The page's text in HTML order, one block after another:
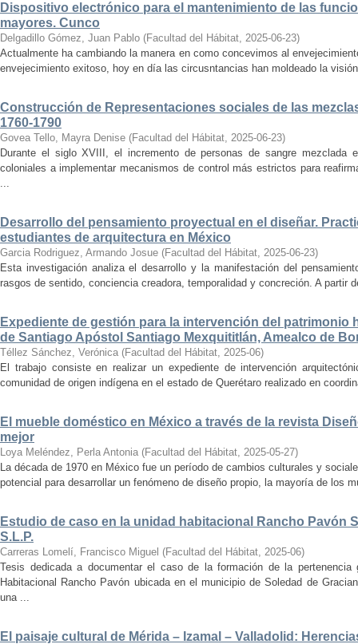
Dispositivo electrónico para el mantenimiento de las
mayores. Cunco
Delgadillo Gómez, Juan Pablo (Facultad del Hábitat, 2025-06-23)
Actualmente ha cambiando la manera en como concevimos al
envejecimiento exitoso, hoy en día las circusntancias han moldeado la
Construcción de Representaciones sociales de las
1760-1790
Govea Tello, Mayra Denise (Facultad del Hábitat, 2025-06-23)
Durante el siglo XVIII, el incremento de personas de sangre
coloniales a implementar mecanismos de control más estrictos para
...
Desarrollo del pensamiento proyectual en el diseñar.
estudiantes de arquitectura en México
Garcia Rodriguez, Armando Josue (Facultad del Hábitat, 2025-06-23)
Esta investigación analiza el desarrollo y la manifestación del
rasgos de sentido, conciencia creadora, temporalidad y concreción. A partir
Expediente de gestión para la intervención del patrimonio
de Santiago Apóstol Santiago Mexquititlán, Amealco de
Téllez Sánchez, Verónica (Facultad del Hábitat, 2025-06)
El trabajo consiste en realizar un expediente de intervención
comunidad de origen indígena en el estado de Querétaro realizado en
El mueble doméstico en México a través de la revista
mejor
Loya Meléndez, Perla Antonia (Facultad del Hábitat, 2025-05-27)
La década de 1970 en México fue un período de cambios culturales y
potencial para desarrollar un fenómeno de diseño propio, la mayoría de los
Estudio de caso en la unidad habitacional Rancho Pavón
S.L.P.
Carreras Lomelí, Francisco Miguel (Facultad del Hábitat, 2025-06)
Tesis dedicada a documentar el caso de la formación de la
Habitacional Rancho Pavón ubicada en el municipio de Soledad de
una ...
El paisaje cultural de Mérida – Izamal – Valladolid: